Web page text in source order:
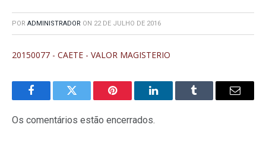
POR ADMINISTRADOR ON 22 DE JULHO DE 2016
20150077 - CAETE - VALOR MAGISTERIO
FacebookTwitter Pinterest LinkedInTumblr
E-
Os comentários estão encerrados.